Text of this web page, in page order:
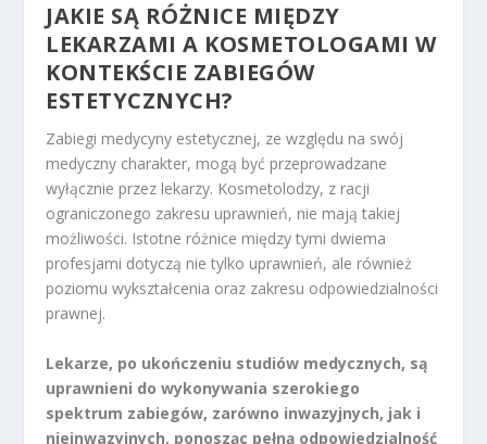
JAKIE SĄ RÓŻNICE MIĘDZY
LEKARZAMI A KOSMETOLOGAMI W
KONTEKŚCIE ZABIEGÓW
ESTETYCZNYCH?
Zabiegi medycyny estetycznej, ze względu na swój
medyczny charakter, mogą być przeprowadzane
wyłącznie przez lekarzy. Kosmetolodzy, z racji
ograniczonego zakresu uprawnień, nie mają takiej
możliwości. Istotne różnice między tymi dwiema
profesjami dotyczą nie tylko uprawnień, ale również
poziomu wykształcenia oraz zakresu odpowiedzialności
prawnej.
Lekarze, po ukończeniu studiów medycznych, są
uprawnieni do wykonywania szerokiego
spektrum zabiegów, zarówno inwazyjnych, jak i
nieinwazyjnych, ponosząc pełną odpowiedzialność